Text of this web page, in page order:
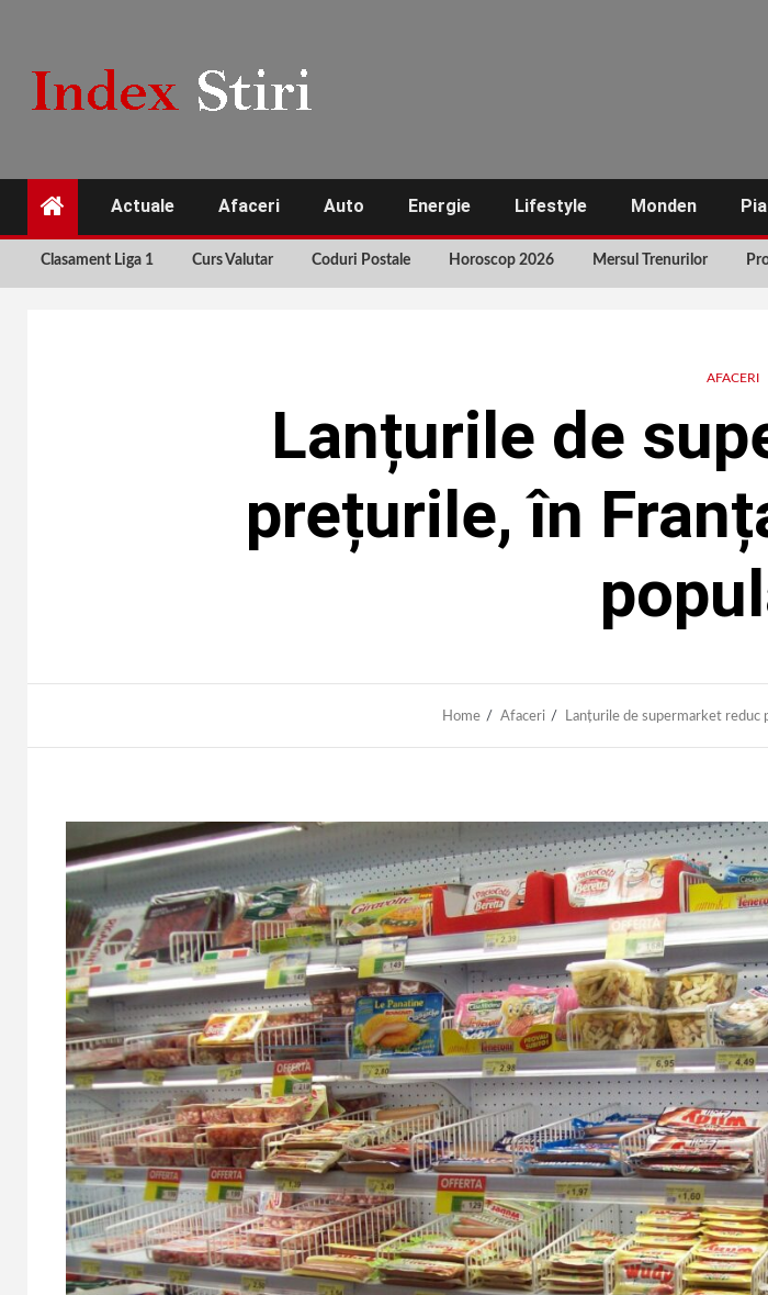
content
Actuale Afaceri Auto Energie Lifestyle Monden
Clasament Liga 1 Curs Valutar Coduri Postale Horoscop 2026 Mersul Trenurilor
AFACERI
Lanțurile de
prețurile, în
Home Afaceri Lanțurile de supermarket reduc